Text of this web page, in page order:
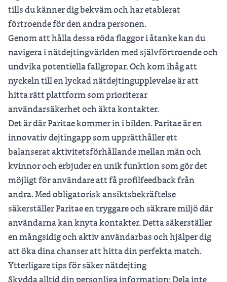
tills du känner dig bekväm och har etablerat
förtroende för den andra personen.
Genom att hålla dessa röda flaggor i åtanke kan du
navigera i nätdejtingvärlden med självförtroende och
undvika potentiella fallgropar. Och kom ihåg att
nyckeln till en lyckad nätdejtingupplevelse är att
hitta rätt plattform som prioriterar
användarsäkerhet och äkta kontakter.
Det är därParitaekommer in i bilden. Paritae är en
innovativ dejtingapp som upprätthåller ett
balanserat aktivitetsförhållande mellan män och
kvinnor och erbjuder en unik funktion som gör det
möjligt för användare att få profilfeedback från
andra. Med obligatorisk ansiktsbekräftelse
säkerställer Paritae en tryggare och säkrare miljö där
användarna kan knyta kontakter. Detta säkerställer
en mångsidig och aktiv användarbas och hjälper dig
att öka dina chanser att hitta din perfekta match.
Ytterligare tips för säker nätdejting